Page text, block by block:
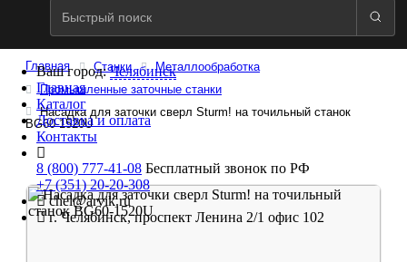
Ваш город:Челябинск
Главная
Каталог
Доставка и оплата
Контакты
8 (800) 777-41-08 Бесплатный звонок по РФ
+7 (351) 20-20-308
chel@arvik.ru
г. Челябинск, проспект Ленина 2/1 офис 102
Главная Станки
Металлообработка
Промышленные заточные станки
Насадка для заточки сверл Sturm! на точильный станок
BG60-1520U